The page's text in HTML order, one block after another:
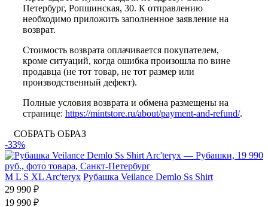
Петербург, Ропшинская, 30. К отправлению
необходимо приложить заполненное заявление на
возврат.
Стоимость возврата оплачивается покупателем,
кроме ситуаций, когда ошибка произошла по вине
продавца (не тот товар, не тот размер или
производственный дефект).
Полные условия возврата и обмена размещены на
странице: https://mintstore.ru/about/payment-and-refund/.
СОБРАТЬ ОБРАЗ
-33%
M L S XL Arc'teryx Рубашка Veilance Demlo Ss Shirt
29 990 ₽
19 990 ₽